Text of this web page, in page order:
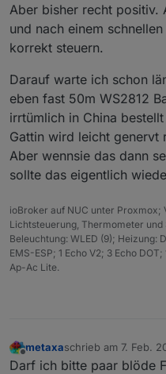
wo auch ein
Aber bisher recht positiv.
und nach einem
korrekt steuern.
Darauf warte ich schon
eben fast 50m WS2812
irrtümlich in China
Gattin wird leicht genervt
Aber wennsie das dann
sollte das eigentlich
ioBroker auf NUC unter Proxmox;
Lichtsteuerung, Thermometer
Beleuchtung: WLED (9); Heizung:
EMS-ESP; 1 Echo V2; 3 Echo
Ap-Ac Lite.
Offline
metaxaschrieb am 7. Feb.
zuletzt editiert von
Darf ich bitte paar blöde